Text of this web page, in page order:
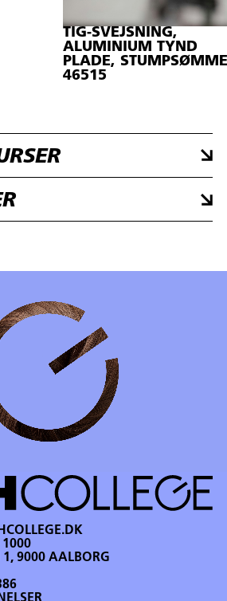
TIG-SVEJSNING,
ALUMINIUM TYND
PLADE,
46515
1000
1, 9000 AALBORG